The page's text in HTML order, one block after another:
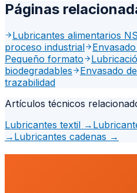
Páginas
Lubricantes alimentarios
proceso industrial
Pequeño formato
biodegradables
Envasado
trazabilidad
Artículos técnicos
Lubricantes textil →
→ Lubricantes cadenas →